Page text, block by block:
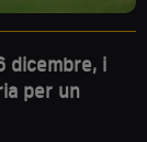
dicembre, i
per un